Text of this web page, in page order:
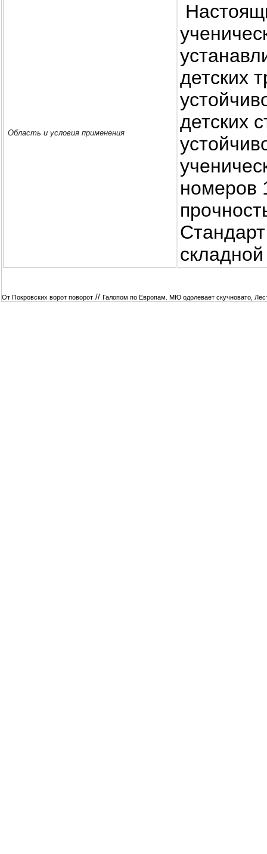
Область и условия применения
детских
детских
номеpoв
От Покровских ворот поворот // Галопом по Европам. МЮ одолевает скучновато,